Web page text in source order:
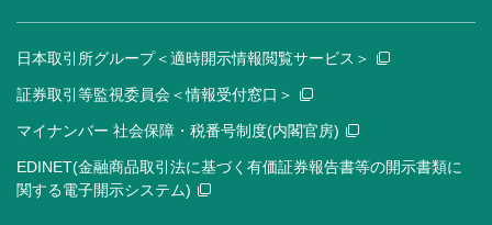
日本取引所グループ＜適時開示情報閲覧サービス＞
証券取引等監視委員会＜情報受付窓口＞
マイナンバー 社会保障・税番号制度(内閣官房)
EDINET(金融商品取引法に基づく有価証券報告書等の開示書類に
関する電子開示システム)